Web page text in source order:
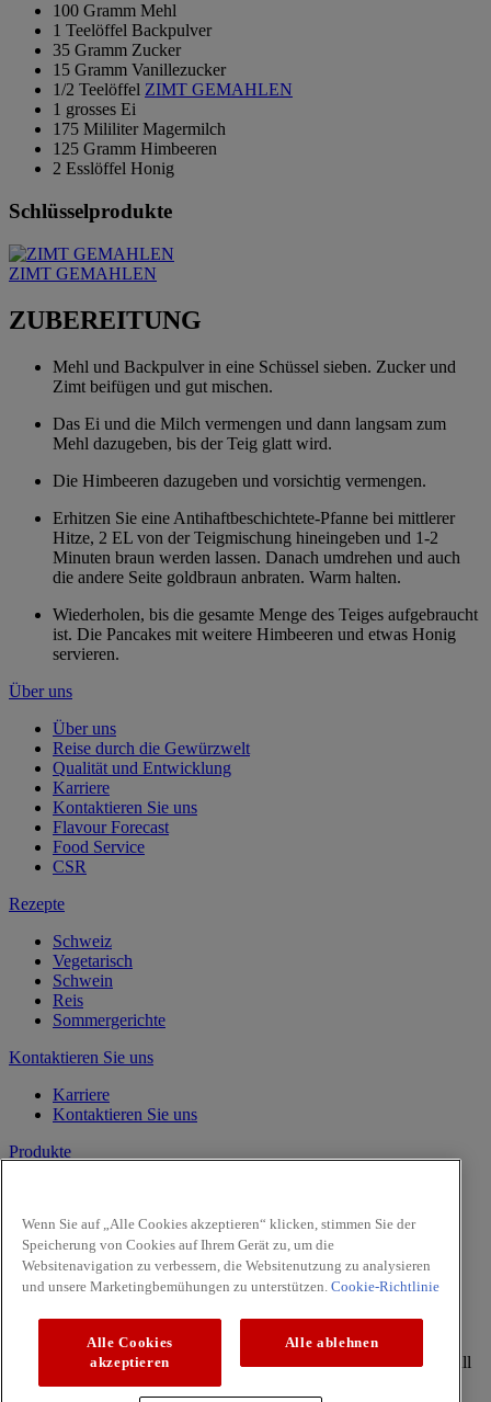
100 Gramm Mehl
1 Teelöffel Backpulver
35 Gramm Zucker
15 Gramm Vanillezucker
1/2 Teelöffel ZIMT GEMAHLEN
1 grosses Ei
175 Mililiter Magermilch
125 Gramm Himbeeren
2 Esslöffel Honig
Schlüsselprodukte
ZIMT GEMAHLEN
ZUBEREITUNG
Mehl und Backpulver in eine Schüssel sieben. Zucker und
Zimt beifügen und gut mischen.
Das Ei und die Milch vermengen und dann langsam zum
Mehl dazugeben, bis der Teig glatt wird.
Die Himbeeren dazugeben und vorsichtig vermengen.
Erhitzen Sie eine Antihaftbeschichtete-Pfanne bei mittlerer
Hitze, 2 EL von der Teigmischung hineingeben und 1-2
Minuten braun werden lassen. Danach umdrehen und auch
die andere Seite goldbraun anbraten. Warm halten.
Wiederholen, bis die gesamte Menge des Teiges aufgebraucht
ist. Die Pancakes mit weitere Himbeeren und etwas Honig
servieren.
Über uns
Über uns
Reise durch die Gewürzwelt
Qualität und Entwicklung
Karriere
Kontaktieren Sie uns
Flavour Forecast
Food Service
CSR
Rezepte
Schweiz
Vegetarisch
Schwein
Reis
Sommergerichte
Kontaktieren Sie uns
Karriere
Kontaktieren Sie uns
Produkte
Gewürze
Intense
Pasta & Pizza
Youtube
Copyright © 2026 McCormick (McCormick & Company, Inc). All
Rights Reserved
Wenn Sie auf „Alle Cookies akzeptieren“ klicken, stimmen Sie der
Speicherung von Cookies auf Ihrem Gerät zu, um die
Websitenavigation zu verbessern, die Websitenutzung zu analysieren
und unsere Marketingbemühungen zu unterstützen. Cookie-Richtlinie
Alle Cookies
akzeptieren
Alle ablehnen